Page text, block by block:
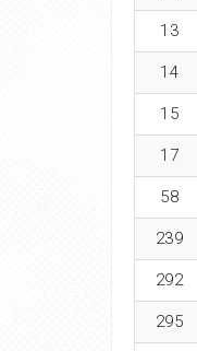
13
14
15
17
58
239
292
295